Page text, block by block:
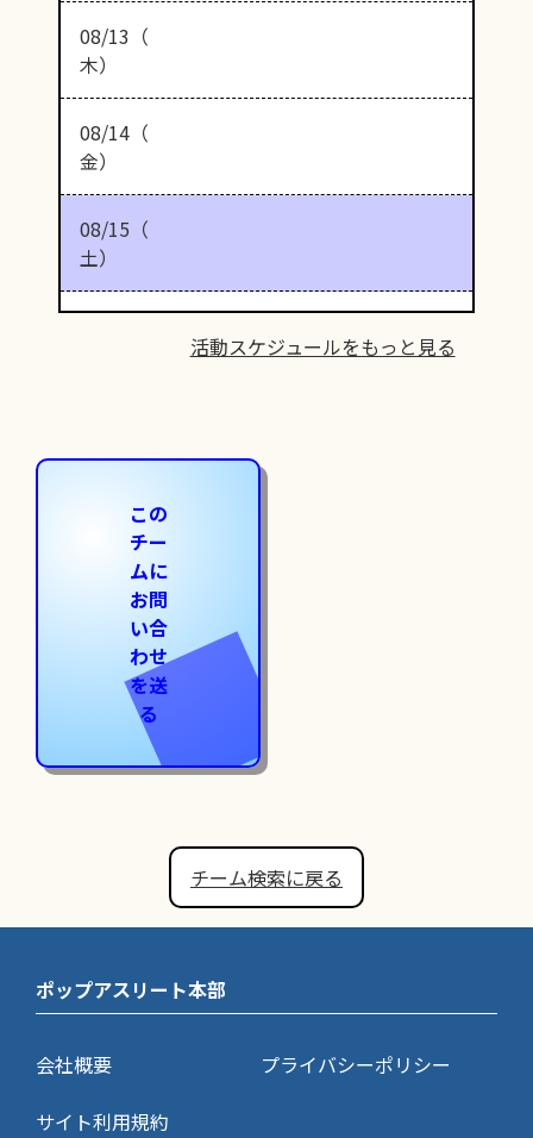
08/13（
木）
08/14（
金）
08/15（
土）
活動スケジュールをもっと見る
この
チー
ムに
お問
い合
わせ
を送
る
チーム検索に戻る
ポップアスリート本部
会社概要
プライバシーポリシー
サイト利用規約